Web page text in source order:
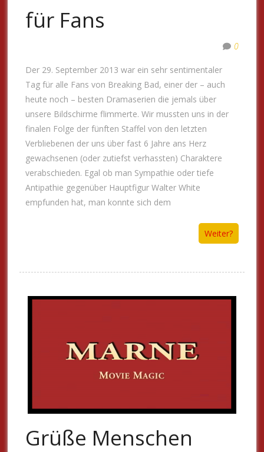
für Fans
0
Der 29. September 2013 war ein sehr sentimentaler
Tag für alle Fans von Breaking Bad, einer der – auch
heute noch – besten Dramaserien die jemals über
unsere Bildschirme flimmerte. Wir mussten uns in der
finalen Folge der fünften Staffel von den letzten
Verbliebenen der uns über fast 6 Jahre ans Herz
gewachsenen (oder zutiefst verhassten) Charaktere
verabschieden. Egal ob man Sympathie oder tiefe
Antipathie gegenüber Hauptfigur Walter White
empfunden hat, man konnte sich dem
Weiter?
Grüße Menschen